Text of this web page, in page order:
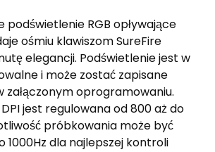
podświetlenie RGB opływające
ośmiu klawiszom SureFire
elegancji. Podświetlenie jest w
i może zostać zapisane
załączonym oprogramowaniu.
jest regulowana od 800 aż do
próbkowania może być
1000Hz dla najlepszej kontroli